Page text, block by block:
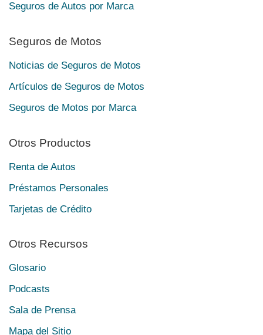
Seguros de Autos por Marca
Seguros de Motos
Noticias de Seguros de Motos
Artículos de Seguros de Motos
Seguros de Motos por Marca
Otros Productos
Renta de Autos
Préstamos Personales
Tarjetas de Crédito
Otros Recursos
Glosario
Podcasts
Sala de Prensa
Mapa del Sitio